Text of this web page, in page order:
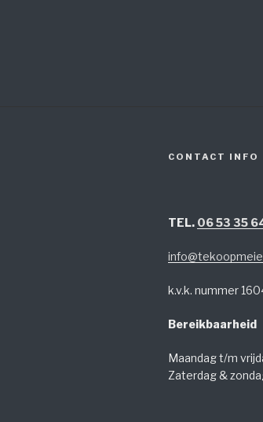
CONTACT INFO
TEL. 06 53 35
k.v.k. nummer
Bereikbaarheid
Maandag t/m
Zaterdag &